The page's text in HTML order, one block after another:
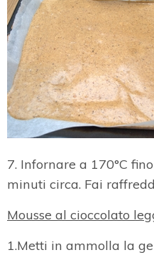
7. Infornare a 170°C
minuti circa. Fai
Mousse al cioccolato
1.Metti in ammolla la